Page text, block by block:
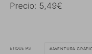
Precio: 5,49€
ETIQUETAS AVENTURA